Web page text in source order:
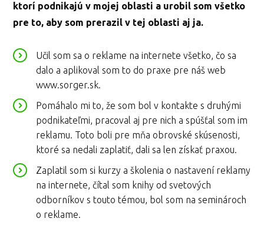
ktorí podnikajú v mojej oblasti a urobil som všetko
pre to, aby som prerazil v tej oblasti aj ja.
Učil som sa o reklame na internete všetko, čo sa
dalo a aplikoval som to do praxe pre náš web
www.sorger.sk.
Pomáhalo mi to, že som bol v kontakte s druhými
podnikateľmi, pracoval aj pre nich a spúšťal som im
reklamu. Toto boli pre mňa obrovské skúsenosti,
ktoré sa nedali zaplatiť, dali sa len získať praxou.
Zaplatil som si kurzy a školenia o nastavení reklamy
na internete, čítal som knihy od svetových
odborníkov s touto témou, bol som na seminároch
o reklame.